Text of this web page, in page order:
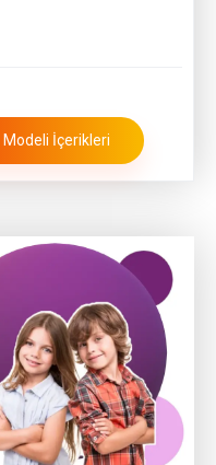
İçerikleri